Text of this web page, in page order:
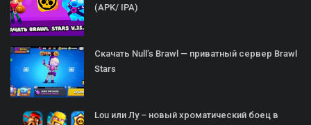
(APK/ IPA)
Скачать Null’s Brawl — приватный сервер Brawl
Stars
Lou или Лу – новый хроматический боец в